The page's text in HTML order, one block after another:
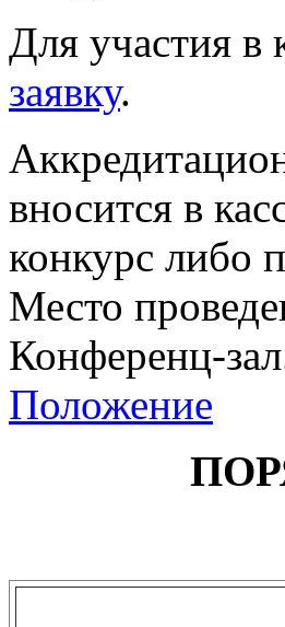
Для участия в
заявку.
вносится в
конкурс либо
Место
Конференц-
Положение